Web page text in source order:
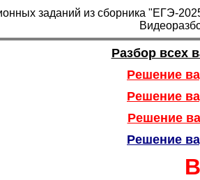
заданий из сборника "ЕГЭ-
Разбор всех
Решение
Решение
Решение
Решение